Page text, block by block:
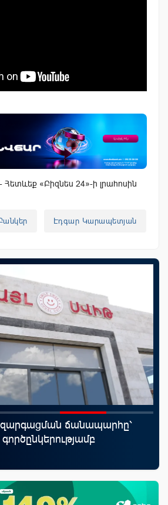
- Հետևեք «Բիզնես 24»-ի լրահոսին
Էդգար Կարապետյան
զարգացման ճանապարհը՝